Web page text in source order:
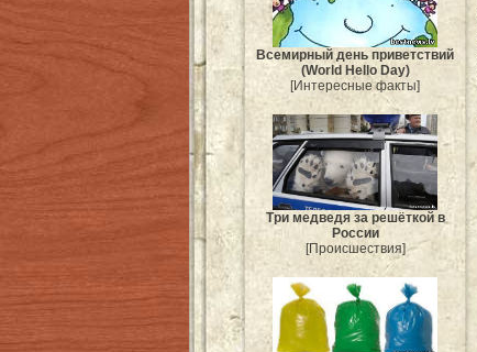
Всемирный день приветствий
(World Hello Day)
[Интересные факты]
Три медведя за решёткой в
России
[Происшествия]